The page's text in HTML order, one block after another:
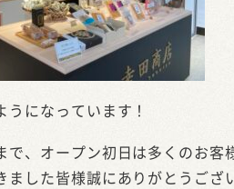
うになっています！
で、オープン初日は多くのお客
ました皆様誠にありがとうござ